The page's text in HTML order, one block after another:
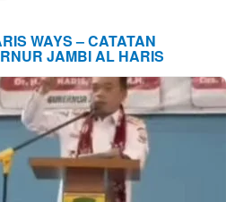
WAYS – CATATAN
JAMBI AL HARIS